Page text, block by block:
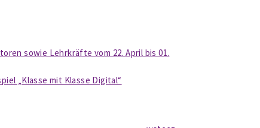
sowie Lehrkräfte vom 22. April bis 01.
„Klasse mit Klasse Digital“